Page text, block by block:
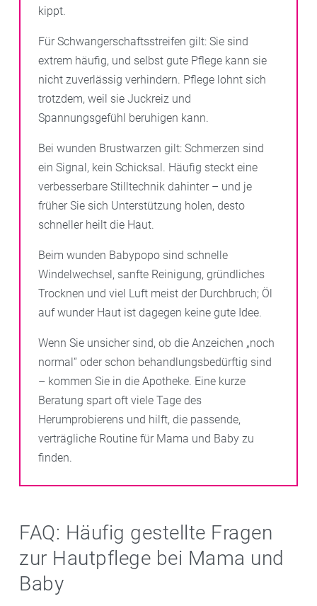
kippt.
Für Schwangerschaftsstreifen gilt: Sie sind
extrem häufig, und selbst gute Pflege kann sie
nicht zuverlässig verhindern. Pflege lohnt sich
trotzdem, weil sie Juckreiz und
Spannungsgefühl beruhigen kann.
Bei wunden Brustwarzen gilt: Schmerzen sind
ein Signal, kein Schicksal. Häufig steckt eine
verbesserbare Stilltechnik dahinter – und je
früher Sie sich Unterstützung holen, desto
schneller heilt die Haut.
Beim wunden Babypopo sind schnelle
Windelwechsel, sanfte Reinigung, gründliches
Trocknen und viel Luft meist der Durchbruch; Öl
auf wunder Haut ist dagegen keine gute Idee.
Wenn Sie unsicher sind, ob die Anzeichen „noch
normal“ oder schon behandlungsbedürftig sind
– kommen Sie in die Apotheke. Eine kurze
Beratung spart oft viele Tage des
Herumprobierens und hilft, die passende,
verträgliche Routine für Mama und Baby zu
finden.
FAQ: Häufig gestellte Fragen
zur Hautpflege bei Mama und
Baby